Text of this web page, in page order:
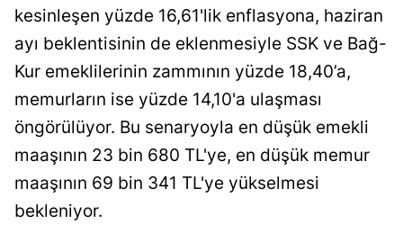
Balıkesir
Bingöl
Bitlis
Bolu
kesinleşen yüzde 16,61'lik enflasyona, haziran
ayı beklentisinin de eklenmesiyle SSK ve Bağ-
Kur emeklilerinin zammının yüzde 18,40’a,
memurların ise yüzde 14,10'a ulaşması
öngörülüyor. Bu senaryoyla en düşük emekli
maaşının 23 bin 680 TL'ye, en düşük memur
maaşının 69 bin 341 TL'ye yükselmesi
bekleniyor.